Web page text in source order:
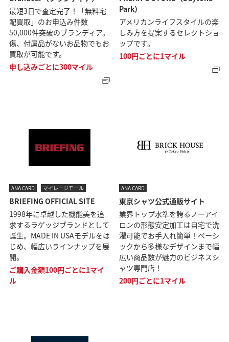
最短3日で査定完了！「無料宅
配買取」のお申込み件数
50,000件突破のブランディア。
傷、付属品がないお品物でもお
買取が可能です。
申し込みごとに300マイル
Park）
アメリカンライフスタイルの楽
しみ方を提案するセレクトショ
ップです。
100円ごとに1マイル
ANA CARD マイレージモール
BRIEFING OFFICIAL SITE
1998年に卓越した機能美を追
求するラゲッジブランドとして
誕生。MADE IN USAモデルをは
じめ、幅広いラインナップを展
開。
ご購入金額100円ごとに1マイ
ル
ANA CARD
東京シャツ公式通販サイト
業界トップ水準を誇るノーアイ
ロンの形態安定加工は自宅で洗
濯可能でお手入れ簡単！ベーシ
ックから多様なデザインまで幅
広い商品数が魅力のビジネスシ
ャツ専門店！
200円ごとに1マイル